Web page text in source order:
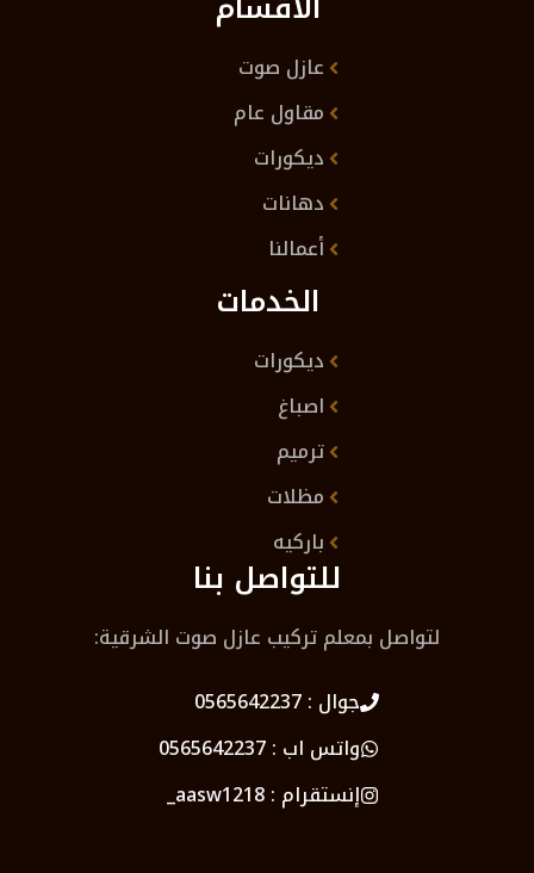
عازل صوت
مقاول عام
ديكورات
دهانات
أعمالنا
الخدمات
ديكورات
اصباغ
ترميم
مظلات
باركيه
للتواصل بنا
لتواصل بمعلم تركيب عازل صوت الشرقية:
جوال :0565642237
واتس اب :0565642237
إنستقرام :aasw1218_